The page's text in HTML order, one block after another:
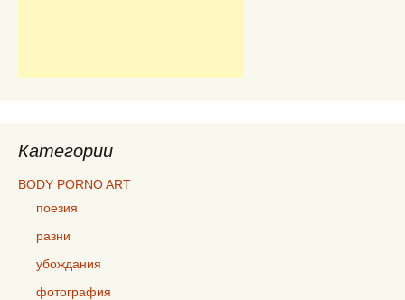
Категории
BODY PORNO ART
поезия
разни
убождания
фотография